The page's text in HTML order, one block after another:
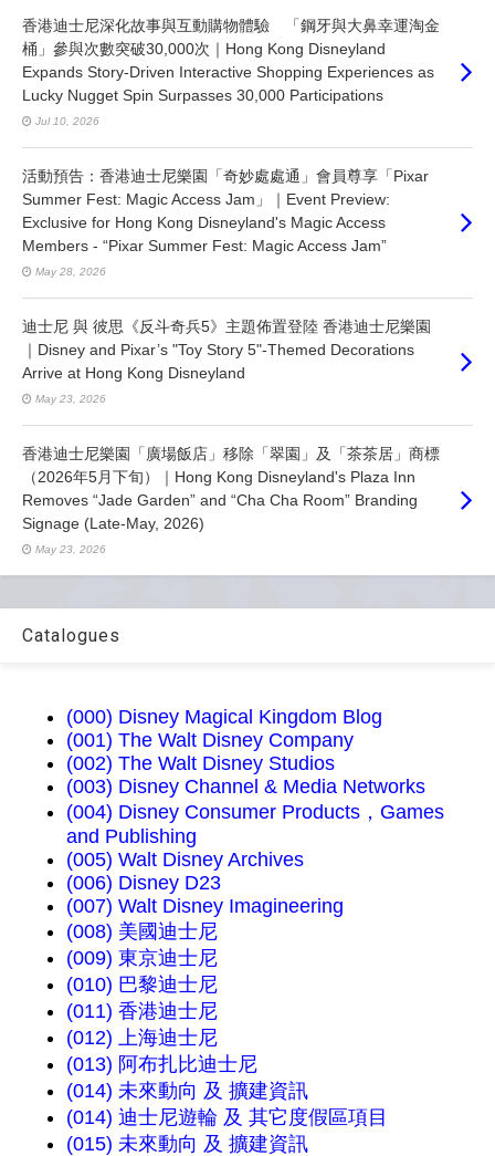
香港迪士尼深化故事與互動購物體驗 「鋼牙與大鼻幸運淘金
桶」參與次數突破30,000次｜Hong Kong Disneyland
Expands Story-Driven Interactive Shopping Experiences as
Lucky Nugget Spin Surpasses 30,000 Participations
Jul 10, 2026
活動預告：香港迪士尼樂園「奇妙處處通」會員尊享「Pixar
Summer Fest: Magic Access Jam」｜Event Preview:
Exclusive for Hong Kong Disneyland's Magic Access
Members - “Pixar Summer Fest: Magic Access Jam”
May 28, 2026
迪士尼 與 彼思《反斗奇兵5》主題佈置登陸 香港迪士尼樂園
｜Disney and Pixar’s "Toy Story 5"-Themed Decorations
Arrive at Hong Kong Disneyland
May 23, 2026
香港迪士尼樂園「廣場飯店」移除「翠園」及「茶茶居」商標
（2026年5月下旬）｜Hong Kong Disneyland's Plaza Inn
Removes “Jade Garden” and “Cha Cha Room” Branding
Signage (Late-May, 2026)
May 23, 2026
Catalogues
(000) Disney Magical Kingdom Blog
(001) The Walt Disney Company
(002) The Walt Disney Studios
(003) Disney Channel & Media Networks
(004) Disney Consumer Products，Games
and Publishing
(005) Walt Disney Archives
(006) Disney D23
(007) Walt Disney Imagineering
(008) 美國迪士尼
(009) 東京迪士尼
(010) 巴黎迪士尼
(011) 香港迪士尼
(012) 上海迪士尼
(013) 阿布扎比迪士尼
(014) 未來動向 及 擴建資訊
(014) 迪士尼遊輪 及 其它度假區項目
(015) 未來動向 及 擴建資訊